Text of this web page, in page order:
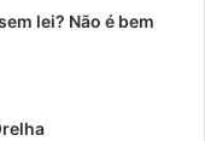
lei? Não é bem